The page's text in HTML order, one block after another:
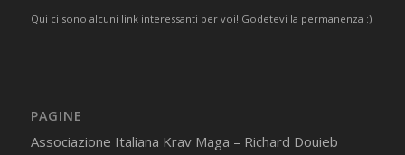
Qui ci sono alcuni link interessanti per voi! Godetevi la permanenza :)
PAGINE
Associazione Italiana Krav Maga – Richard Douieb